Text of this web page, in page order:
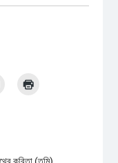
কবিতা (তুমি)